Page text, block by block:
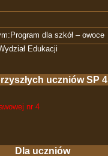
dla szkół – owoce
Edukacji
uczniów SP 4
nr 4
Dla uczniów